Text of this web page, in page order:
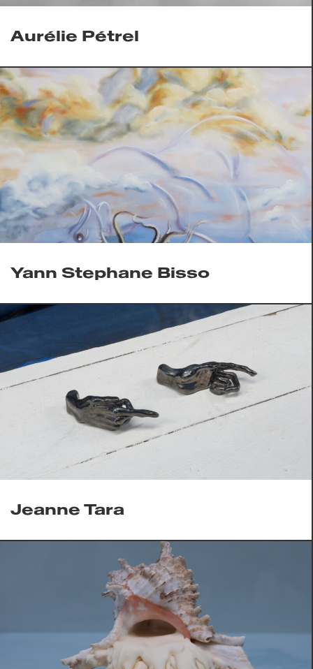
Aurélie Pétrel
Yann Stephane Bisso
Jeanne Tara